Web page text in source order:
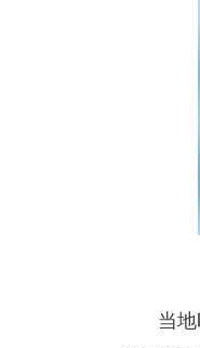
当地时